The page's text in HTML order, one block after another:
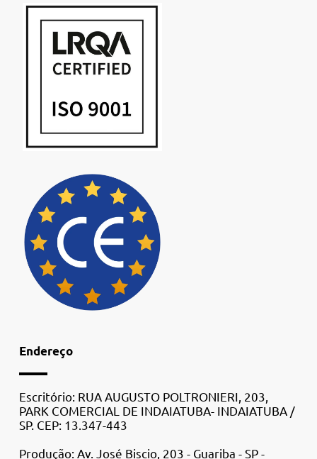
Endereço
Escritório: RUA AUGUSTO POLTRONIERI, 203,
PARK COMERCIAL DE INDAIATUBA- INDAIATUBA /
SP. CEP: 13.347-443
Produção: Av. José Biscio, 203 - Guariba - SP -